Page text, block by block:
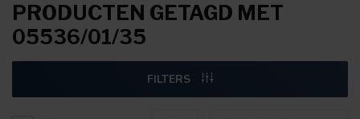
PRODUCTEN GETAGD MET
05536/01/35
FILTERS